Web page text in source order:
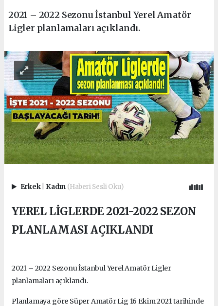
2021 – 2022 Sezonu İstanbul Yerel Amatör
Ligler planlamaları açıklandı.
Erkek Kadın (Haberi Sesli Oku)
YEREL LİGLERDE 2021-2022 SEZON
PLANLAMASI AÇIKLANDI
2021 – 2022 Sezonu İstanbul Yerel Amatör Ligler
planlamaları açıklandı.
Planlamaya göre Süper Amatör Lig 16 Ekim 2021 tarihinde